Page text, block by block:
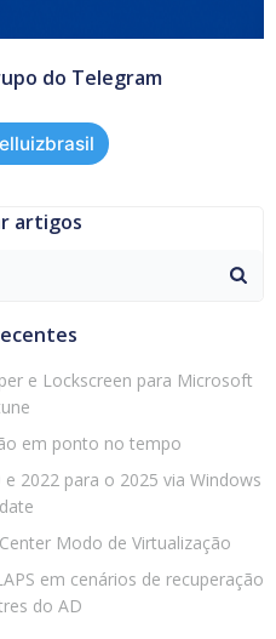
do Telegram
artigos
e Lockscreen para Microsoft
em ponto no tempo
2022 para o 2025 via Windows
Modo de Virtualização
em cenários de recuperação
do AD